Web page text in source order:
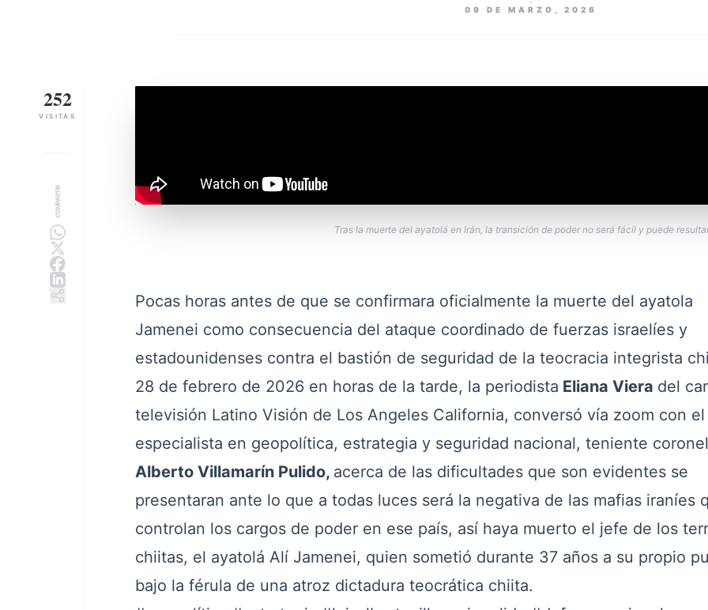
09 DE MARZO, 2026
252
VISITAS
COMPARTIR
Tras la muerte del ayatolá en Irán, la transición de poder no será fácil y puede
Pocas horas antes de que se confirmara oficialmente la muerte del ayatola
Jamenei como consecuencia del ataque coordinado de fuerzas israelíes y
estadounidenses contra el bastión de seguridad de la teocracia integrista
28 de febrero de 2026 en horas de la tarde, la periodista Eliana Viera del
televisión Latino Visión de Los Angeles California, conversó vía zoom con el
especialista en geopolítica, estrategia y seguridad nacional, teniente coronel
Alberto Villamarín Pulido, acerca de las dificultades que son evidentes se
presentaran ante lo que a todas luces será la negativa de las mafias iraníes
controlan los cargos de poder en ese país, así haya muerto el jefe de los
chiitas, el ayatolá Alí Jamenei, quien sometió durante 37 años a su propio
bajo la férula de una atroz dictadura teocrática chiita.